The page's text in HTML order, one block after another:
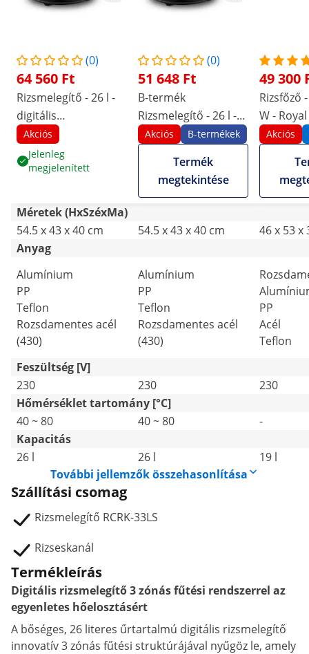
(0)
64 560 Ft
Rizsmelegítő - 26 l -
digitális
hőfokbeállítás: 40 -
80 °C - Royal
Catering
Akciós
Jelenleg
megjelenített
(0)
51 648 Ft
B-termék
Rizsmelegítő - 26 l -
digitális
hőfokbeállítás: 40 -
80 °C - Royal
Catering
Akciós B-termékek
Termék
megtekintése
49 300
Rizsfőző
W -
Akciós
Méretek (HxSzéxMa)
54.5 x 43 x 40 cm
54.5 x 43 x 40 cm
46 x 53 x
Anyag
Alumínium
PP
Teflon
Rozsdamentes acél
(430)
Alumínium
PP
Teflon
Rozsdamentes acél
(430)
PP
Acél
Teflon
Feszültség [V]
230
230
230
Hőmérséklet tartomány [°C]
40 ~ 80
40 ~ 80
-
Kapacitás
26 l
26 l
19 l
További jellemzők összehasonlítása
Szállítási csomag
Rizsmelegítő RCRK-33LS
Rizseskanál
Termékleírás
Digitális rizsmelegítő 3 zónás fűtési rendszerrel az
egyenletes hőelosztásért
A bőséges, 26 literes űrtartalmú digitális rizsmelegítő
innovatív 3 zónás fűtési struktúrájával nyűgöz le, amely